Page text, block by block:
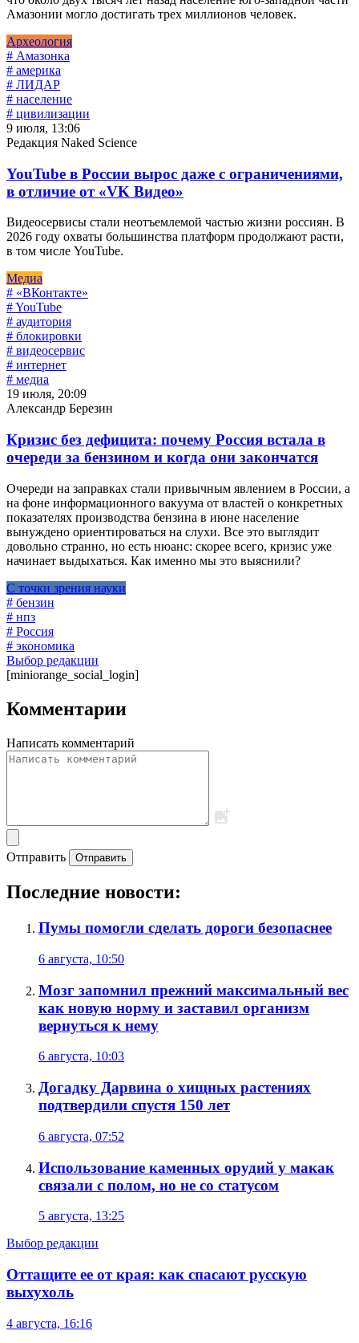
Амазонии могло достигать трех миллионов человек.
Археология
# Амазонка
# америка
# ЛИДАР
# население
# цивилизации
9 июля, 13:06
Редакция Naked Science
YouTube в России вырос даже с ограничениями,
в отличие от «VK Видео»
Видеосервисы стали неотъемлемой частью жизни россиян. В
2026 году охваты большинства платформ продолжают расти,
в том числе YouTube.
Медиа
# «ВКонтакте»
# YouTube
# аудитория
# блокировки
# видеосервис
# интернет
# медиа
19 июля, 20:09
Александр Березин
Кризис без дефицита: почему Россия встала в
очереди за бензином и когда они закончатся
Очереди на заправках стали привычным явлением в России, а
на фоне информационного вакуума от властей о конкретных
показателях производства бензина в июне население
вынуждено ориентироваться на слухи. Все это выглядит
довольно странно, но есть нюанс: скорее всего, кризис уже
начинает выдыхаться. Как именно мы это выяснили?
С точки зрения науки
# бензин
# нпз
# Россия
# экономика
Выбор редакции
[miniorange_social_login]
Комментарии
Написать комментарий
Отправить Отправить
Последние новости:
Пумы помогли сделать дороги безопаснее
6 августа, 10:50
Мозг запомнил прежний максимальный вес
как новую норму и заставил организм
вернуться к нему
6 августа, 10:03
Догадку Дарвина о хищных растениях
подтвердили спустя 150 лет
6 августа, 07:52
Использование каменных орудий у макак
связали с полом, но не со статусом
5 августа, 13:25
Выбор редакции
Оттащите ее от края: как спасают русскую
выхухоль
4 августа, 16:16